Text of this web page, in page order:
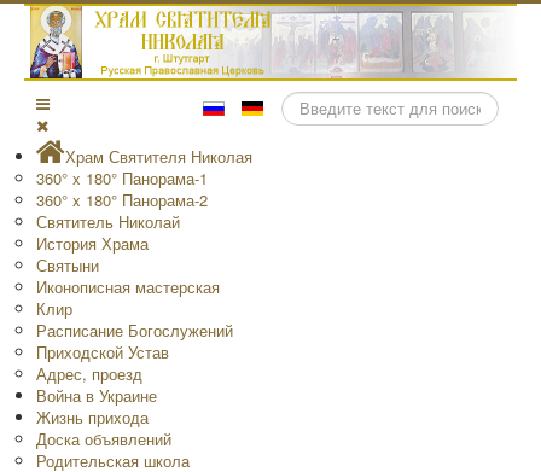
Поиск
Храм Святителя Николая
360° x 180° Панорама-1
360° x 180° Панорама-2
Святитель Николай
История Храма
Святыни
Иконописная мастерская
Клир
Расписание Богослужений
Приходской Устав
Адрес, проезд
Война в Украине
Жизнь прихода
Доска объявлений
Родительская школа